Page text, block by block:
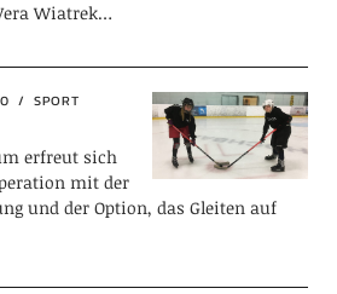
Wiatrek…
SPORT
erfreut sich
mit der
und der Option, das Gleiten auf